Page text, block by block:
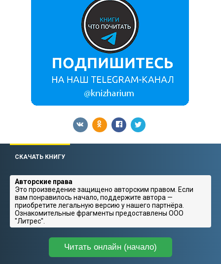
СКАЧАТЬ КНИГУ
Авторские права
Это произведение защищено авторским правом. Если
вам понравилось начало, поддержите автора —
приобретите легальную версию у нашего партнёра.
Ознакомительные фрагменты предоставлены ООО
"Литрес".
Читать онлайн (начало)